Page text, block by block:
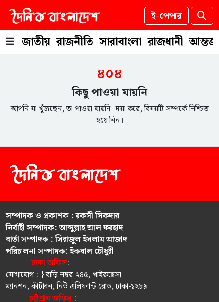
ই-পেপার
জাতীয় রাজনীতি সারাবাংলা রাজধানী
৪০৪
কিছু পাওয়া যায়নি
আপনি যা খুঁজছেন, তা পাওয়া যায়নি। দয়া করে, বিষয়টি সম্পর্কে নিশ্চিত
হয়ে নিন।
সম্পাদক ও প্রকাশক : রকসী সিকদার
নির্বাহী সম্পাদক: আব্দুল্লাহ আল ফরহাদ
বার্তা সম্পাদক : সিরাজুল ইসলাম আজাদ
পরিচালনা সম্পাদক: ইকবাল চৌধুরী
ঢাকা অফিস:
যোগাযোগ : } বাড়ি নম্বর-২৪৫, খাইরুন্নেসা
ম্যানশন, কাঁটাবন, নিউ এলিফ্যান্ট রোড, ঢাকা-১২৮৯
চট্টগ্রাম অফিস: